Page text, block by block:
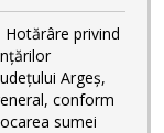
Hotărâre privind
Argeș,
conform
sumei